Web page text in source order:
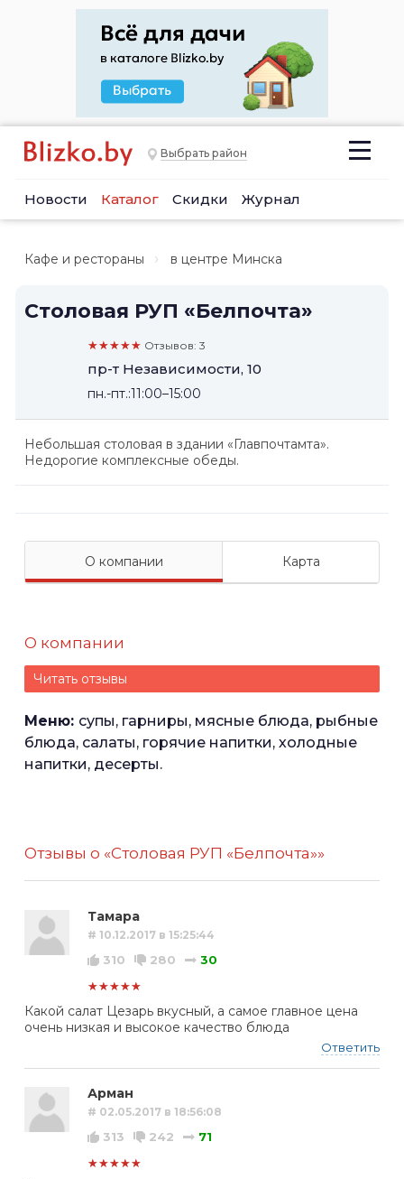
Выбрать район
Новости Каталог Скидки Журнал
Кафе и рестораны в центре Минска
Столовая РУП «Белпочта»
★★★★★ Отзывов: 3
пр-т Независимости, 10
пн.-пт.:11:00–15:00
Небольшая столовая в здании «Главпочтамта».
Недорогие комплексные обеды.
О компании Карта
О компании
Читать отзывы
Меню: супы, гарниры, мясные блюда, рыбные
блюда, салаты, горячие напитки, холодные
напитки, десерты.
Отзывы о «Столовая РУП «Белпочта»»
Тамара
# 10.12.2017 в 15:25:44
310 280
30
★★★★★
Какой салат Цезарь вкусный, а самое главное цена
очень низкая и высокое качество блюда
Ответить
Арман
# 02.05.2017 в 18:56:08
313 242
71
★★★★★